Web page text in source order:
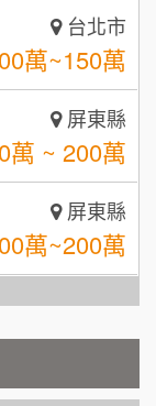
屏東縣
萬 ~ 200萬
屏東縣
萬~200萬
台北
萬 ~150萬
新北市
50萬~75萬
台南